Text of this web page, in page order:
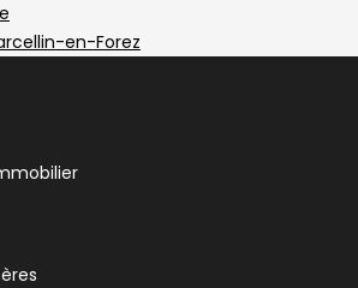
- 42680
m²
pièces Saint-Marcellin-en-
en-Forez